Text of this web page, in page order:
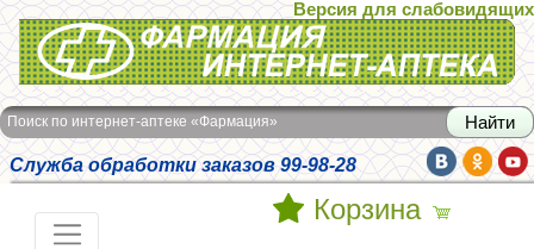
Интернет-аптека Фармация
Версия для слабовидящих
Поиск по интернет-аптеке «Фармация»
Служба обработки заказов 99-98-28
Корзина